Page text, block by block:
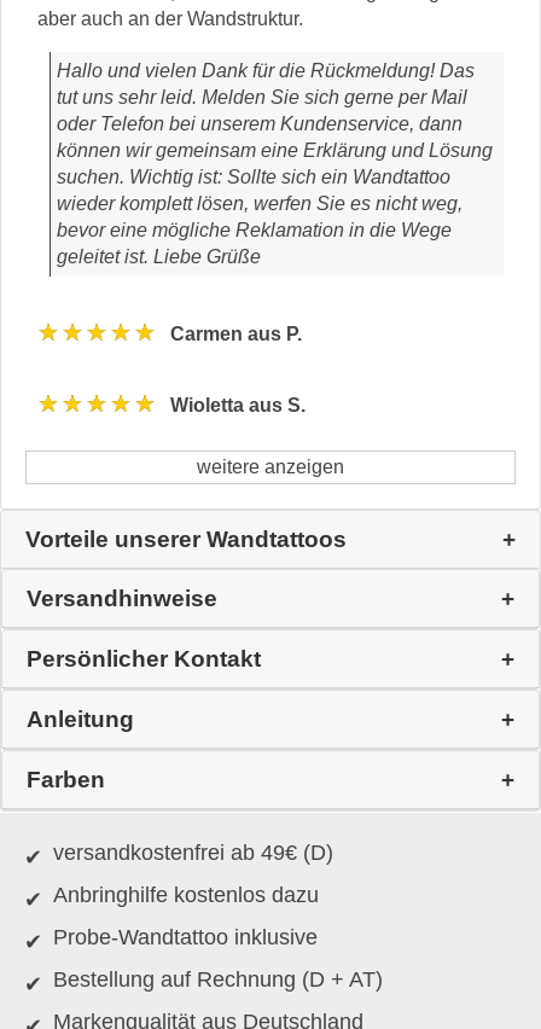
aber auch an der Wandstruktur.
Hallo und vielen Dank für die Rückmeldung! Das
tut uns sehr leid. Melden Sie sich gerne per Mail
oder Telefon bei unserem Kundenservice, dann
können wir gemeinsam eine Erklärung und Lösung
suchen. Wichtig ist: Sollte sich ein Wandtattoo
wieder komplett lösen, werfen Sie es nicht weg,
bevor eine mögliche Reklamation in die Wege
geleitet ist. Liebe Grüße
★★★★★ Carmen aus P.
★★★★★ Wioletta aus S.
weitere anzeigen
Vorteile unserer Wandtattoos
Versandhinweise
Persönlicher Kontakt
Anleitung
Farben
versandkostenfrei ab 49€ (D)
Anbringhilfe kostenlos dazu
Probe-Wandtattoo inklusive
Bestellung auf Rechnung (D + AT)
Markenqualität aus Deutschland